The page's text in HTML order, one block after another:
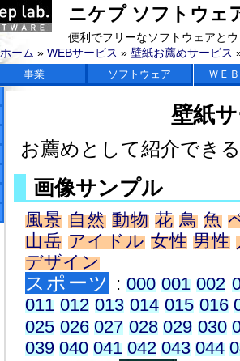
ニケプ ソフトウェ
便利でフリーなソフトウェアと
ホーム »WEBサービス »壁紙お薦めサービス
事業 ソフトウェア
ＷＥ
壁紙
お薦めとして紹介でき
画像サンプル
風景 自然 動物 花 鳥 魚
山岳 アイドル 女性 男性
デザイン
スポーツ : 000 001 002
011 012 013 014 015 016
025 026 027 028 029 030
039 040 041 042 043 044